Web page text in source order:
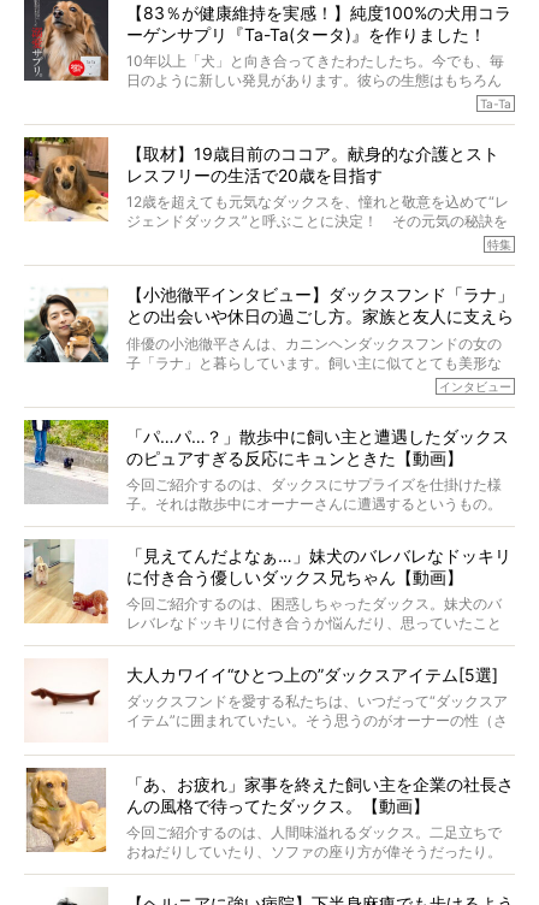
【83％が健康維持を実感！】純度100%の犬用コラ
ーゲンサプリ『Ta-Ta(タータ)』を作りました！
10年以上「犬」と向き合ってきたわたしたち。今でも、毎
日のように新しい発見があります。彼らの生態はもちろん
のこと、「食事」に関することも同じです。昔の犬は25年
代の犬の食事は“ある重要な栄養”が不足しがちになっている
というのです。
それを効率よくおぎなってくれるのが、コラーゲン！ そ
こでわたしたちは、純度100%の犬用コラーゲンサプリ
『Ta-Ta(タータ)』を作りました！
愛犬家の83％が「健康維持を実感した」と評判のTa-Ta(タ
か届きますように。
Ta-Ta
【取材】19歳目前のココア。献身的な介護とスト
レスフリーの生活で20歳を目指す
12歳を超えても元気なダックスを、憧れと敬意を込めて“レ
ジェンドダックス”と呼ぶことに決定！ その元気の秘訣を
オーナーさんに伺うのが、特集『レジェンドダックスの肖
く」というオーナーさんのポリシーのもと、甘やかさずに
育てられ、18歳になるまで定期検査すらしたことがなかっ
たというココアくん。果たしてその長生きの秘訣とは。
特集
【小池徹平インタビュー】ダックスフンド「ラナ」
との出会いや休日の過ごし方。家族と友人に支えら
れてー
俳優の小池徹平さんは、カニンヘンダックスフンドの女の
子「ラナ」と暮らしています。飼い主に似てとても美形な
ラナは、現在８才。小池さんのインスタグラムでは、ラナ
ケメンから愛されているラナは、去年の誕生日に小池さん
からプレゼントしてもらったハーネスをつけて撮影に参加
してくれました。
インタビュー
「パ…パ…？」散歩中に飼い主と遭遇したダックス
のピュアすぎる反応にキュンときた【動画】
今回ご紹介するのは、ダックスにサプライズを仕掛けた様
子。それは散歩中にオーナーさんに遭遇するというもの。
戸惑って歩きを止めたり、すぐに気付いて追いかけたり、
「見えてんだよなぁ…」妹犬のバレバレなドッキリ
に付き合う優しいダックス兄ちゃん【動画】
今回ご紹介するのは、困惑しちゃったダックス。妹犬のバ
レバレなドッキリに付き合うか悩んだり、思っていたこと
と違う事態に陥ったり。そんなお悩み全開なダックスの様
大人カワイイ“ひとつ上の”ダックスアイテム[5選]
ダックスフンドを愛する私たちは、いつだって“ダックスア
イテム”に囲まれていたい。そう思うのがオーナーの性（さ
ムをご紹介。
「あ、お疲れ」家事を終えた飼い主を企業の社長さ
んの風格で待ってたダックス。【動画】
今回ご紹介するのは、人間味溢れるダックス。二足立ちで
おねだりしていたり、ソファの座り方が偉そうだったり。
今にも言葉を発しそうなダックスの姿は、もう人間にしか